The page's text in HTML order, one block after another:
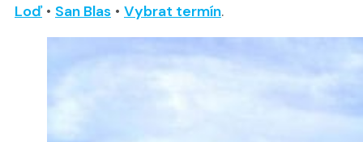
Loď• San Blas • Vybrat termín.